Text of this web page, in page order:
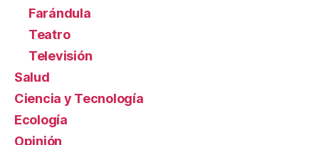
Farándula
Teatro
Televisión
Salud
Ciencia y Tecnología
Ecología
Opinión